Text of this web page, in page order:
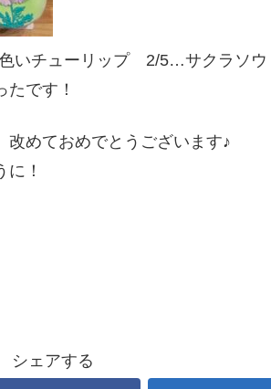
いチューリップ 2/5…サクラソウ
です！
改めておめでとうございます♪
！
シェアする